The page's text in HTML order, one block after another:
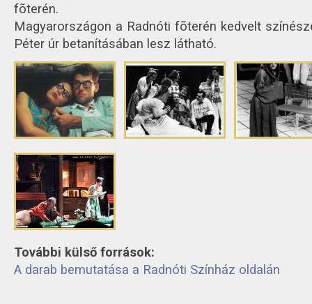
fõterén.
Magyarországon a Radnóti fõterén kedvelt
Péter úr betanításában lesz látható.
További külső források:
A darab bemutatása a Radnóti Színház oldalán